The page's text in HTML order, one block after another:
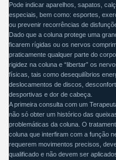
Pode indicar aparelhos, sapatos,
especiais, bem como: esportes,
ou prevenir recorrências de
Dado que a coluna protege uma
ficarem rígidas ou os nervos
praticamente qualquer parte do
rigidez na coluna e “libertar” os
físicas, tais como desequilíbrios
deslocamentos de discos,
desportivas e dor de cabeça.
A primeira consulta com um
não só obter um histórico das
problemáticas da coluna. O
coluna que interfiram com a função
requerem movimentos precisos,
qualificado e não devem ser